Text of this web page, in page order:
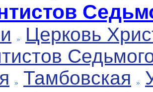
Церковь
Тамбовская